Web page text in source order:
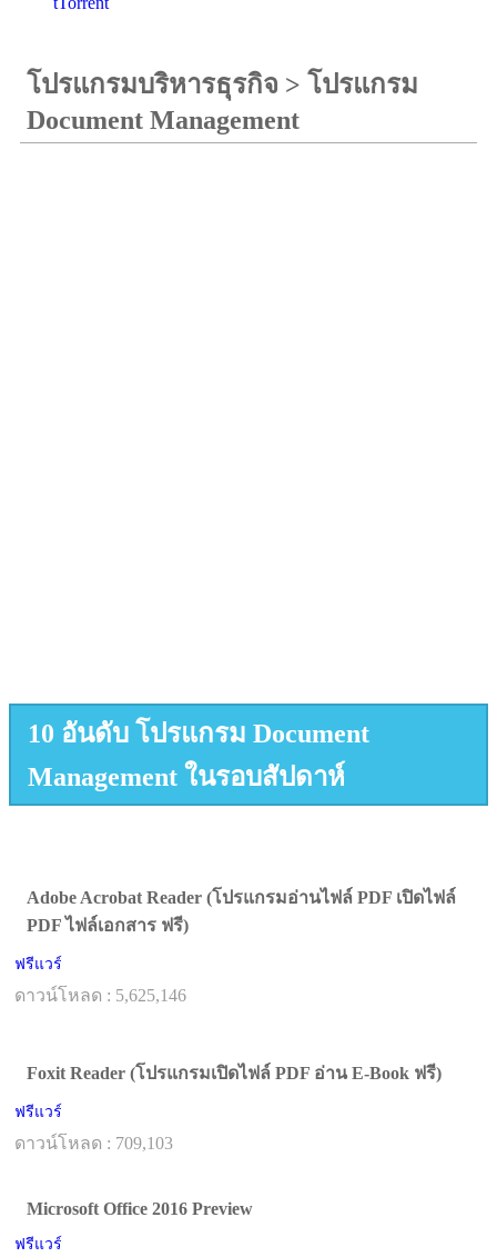
โปรแกรมบริหารธุรกิจ > โปรแกรม
Document Management
10 อันดับ โปรแกรม Document
Management ในรอบสัปดาห์
Adobe Acrobat Reader (โปรแกรมอ่านไฟล์ PDF เปิดไฟล์
PDF ไฟล์เอกสาร ฟรี)
ฟรีแวร์
ดาวน์โหลด : 5,625,146
Foxit Reader (โปรแกรมเปิดไฟล์ PDF อ่าน E-Book ฟรี)
ฟรีแวร์
ดาวน์โหลด : 709,103
Microsoft Office 2016 Preview
ฟรีแวร์